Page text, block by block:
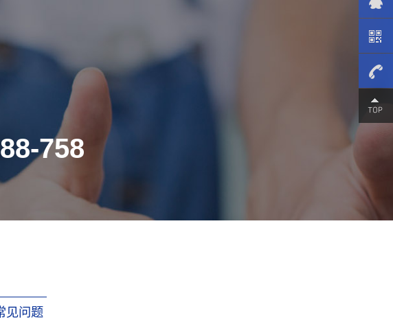
758
见问题
4000-
758